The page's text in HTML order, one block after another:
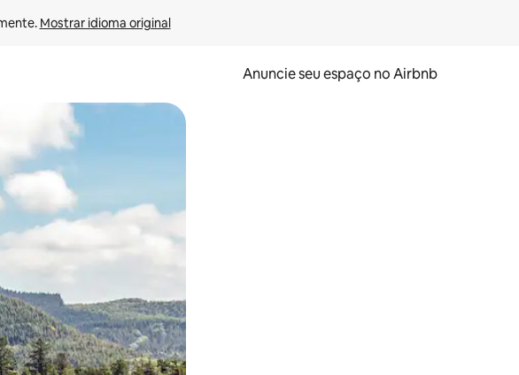
Mostrar idioma original
Anuncie seu espaço no Airbnb